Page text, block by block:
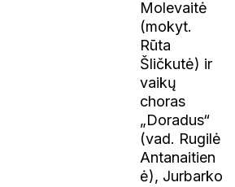
Molevaitė
(mokyt.
Rūta
Šličkutė) ir
vaikų
choras
„Doradus“
(vad. Rugilė
Antanaitien
ė), Jurbarko